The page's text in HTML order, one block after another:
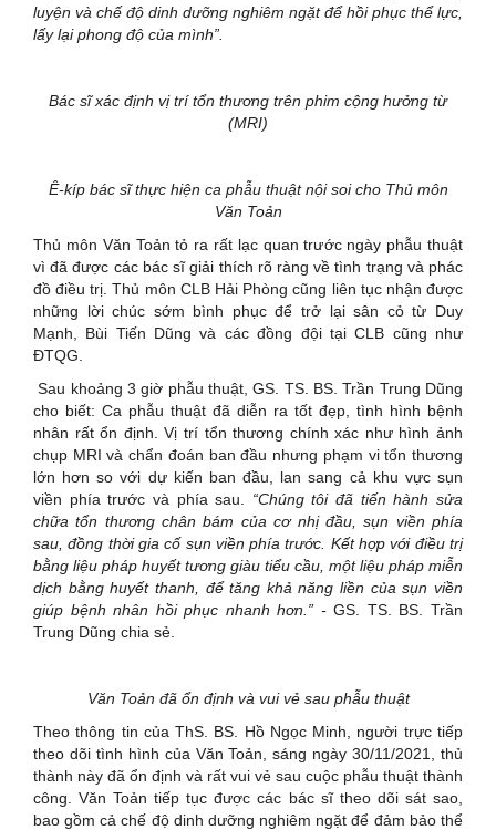
luyện và chế độ dinh dưỡng nghiêm ngặt để hồi phục thể lực,
lấy lại phong độ của mình”.
Bác sĩ xác định vị trí tổn thương trên phim cộng hưởng từ
(MRI)
Ê-kíp bác sĩ thực hiện ca phẫu thuật nội soi cho Thủ môn
Văn Toản
Thủ môn Văn Toản tỏ ra rất lạc quan trước ngày phẫu thuật
vì đã được các bác sĩ giải thích rõ ràng về tình trạng và phác
đồ điều trị. Thủ môn CLB Hải Phòng cũng liên tục nhận được
những lời chúc sớm bình phục để trở lại sân cỏ từ Duy
Mạnh, Bùi Tiến Dũng và các đồng đội tại CLB cũng như
ĐTQG.
Sau khoảng 3 giờ phẫu thuật, GS. TS. BS. Trần Trung Dũng
cho biết: Ca phẫu thuật đã diễn ra tốt đẹp, tình hình bệnh
nhân rất ổn định. Vị trí tổn thương chính xác như hình ảnh
chụp MRI và chẩn đoán ban đầu nhưng phạm vi tổn thương
lớn hơn so với dự kiến ban đầu, lan sang cả khu vực sụn
viền phía trước và phía sau.
“Chúng tôi đã tiến hành sửa
chữa tổn thương chân bám của cơ nhị đầu, sụn viền phía
sau, đồng thời gia cố sụn viền phía trước. Kết hợp với điều trị
bằng liệu pháp huyết tương giàu tiểu cầu, một liệu pháp miễn
dịch bằng huyết thanh, để tăng khả năng liền của sụn viền
giúp bệnh nhân hồi phục nhanh hơn.” -GS. TS. BS. Trần
Trung Dũng chia sẻ.
Văn Toản đã ổn định và vui vẻ sau phẫu thuật
Theo thông tin của ThS. BS. Hồ Ngọc Minh, người trực tiếp
theo dõi tình hình của Văn Toản, sáng ngày 30/11/2021, thủ
thành này đã ổn định và rất vui vẻ sau cuộc phẫu thuật thành
công. Văn Toản tiếp tục được các bác sĩ theo dõi sát sao,
bao gồm cả chế độ dinh dưỡng nghiêm ngặt để đảm bảo thể